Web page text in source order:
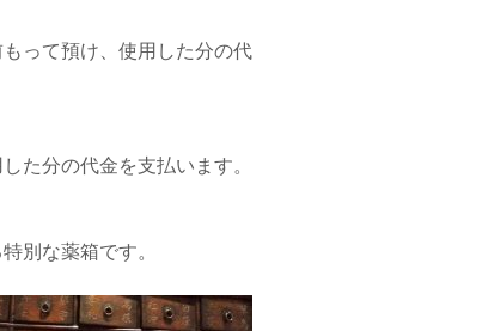
って預け、使用した分の代
た分の代金を支払います。
別な薬箱です。